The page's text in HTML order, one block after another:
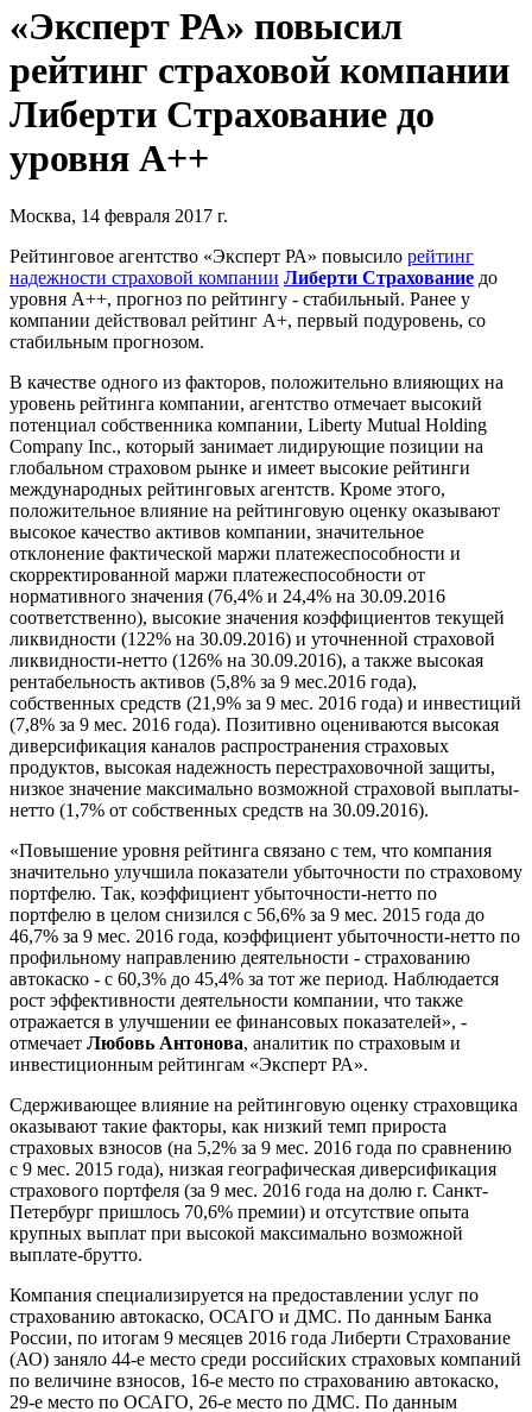
«Эксперт РА» повысил
рейтинг страховой компании
Либерти Страхование до
уровня А++
Москва, 14 февраля 2017 г.
Рейтинговое агентство «Эксперт РА» повысило рейтинг
надежности страховой компании Либерти Страхование до
уровня А++, прогноз по рейтингу - стабильный. Ранее у
компании действовал рейтинг А+, первый подуровень, со
стабильным прогнозом.
В качестве одного из факторов, положительно влияющих на
уровень рейтинга компании, агентство отмечает высокий
потенциал собственника компании, Liberty Mutual Holding
Company Inc., который занимает лидирующие позиции на
глобальном страховом рынке и имеет высокие рейтинги
международных рейтинговых агентств. Кроме этого,
положительное влияние на рейтинговую оценку оказывают
высокое качество активов компании, значительное
отклонение фактической маржи платежеспособности и
скорректированной маржи платежеспособности от
нормативного значения (76,4% и 24,4% на 30.09.2016
соответственно), высокие значения коэффициентов текущей
ликвидности (122% на 30.09.2016) и уточненной страховой
ликвидности-нетто (126% на 30.09.2016), а также высокая
рентабельность активов (5,8% за 9 мес.2016 года),
собственных средств (21,9% за 9 мес. 2016 года) и инвестиций
(7,8% за 9 мес. 2016 года). Позитивно оцениваются высокая
диверсификация каналов распространения страховых
продуктов, высокая надежность перестраховочной защиты,
низкое значение максимально возможной страховой выплаты-
нетто (1,7% от собственных средств на 30.09.2016).
«Повышение уровня рейтинга связано с тем, что компания
значительно улучшила показатели убыточности по страховому
портфелю. Так, коэффициент убыточности-нетто по
портфелю в целом снизился с 56,6% за 9 мес. 2015 года до
46,7% за 9 мес. 2016 года, коэффициент убыточности-нетто по
профильному направлению деятельности - страхованию
автокаско - с 60,3% до 45,4% за тот же период. Наблюдается
рост эффективности деятельности компании, что также
отражается в улучшении ее финансовых показателей», -
отмечает Любовь Антонова, аналитик по страховым и
инвестиционным рейтингам «Эксперт РА».
Сдерживающее влияние на рейтинговую оценку страховщика
оказывают такие факторы, как низкий темп прироста
страховых взносов (на 5,2% за 9 мес. 2016 года по сравнению
с 9 мес. 2015 года), низкая географическая диверсификация
страхового портфеля (за 9 мес. 2016 года на долю г. Санкт-
Петербург пришлось 70,6% премии) и отсутствие опыта
крупных выплат при высокой максимально возможной
выплате-брутто.
Компания специализируется на предоставлении услуг по
страхованию автокаско, ОСАГО и ДМС. По данным Банка
России, по итогам 9 месяцев 2016 года Либерти Страхование
(АО) заняло 44-е место среди российских страховых компаний
по величине взносов, 16-е место по страхованию автокаско,
29-е место по ОСАГО, 26-е место по ДМС. По данным